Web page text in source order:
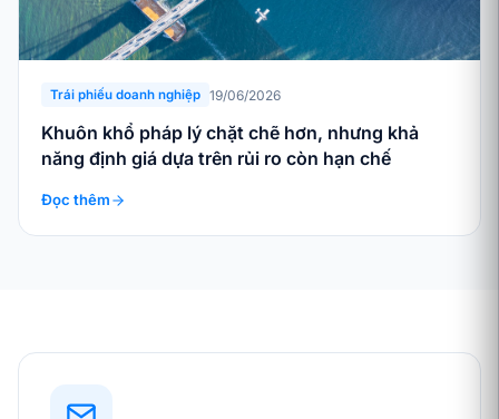
Trái phiếu doanh nghiệp 19/06/2026
Khuôn khổ pháp lý chặt chẽ hơn, nhưng khả
năng định giá dựa trên rủi ro còn hạn chế
Đọc thêm